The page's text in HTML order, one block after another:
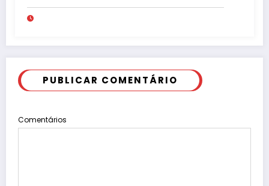
PUBLICAR COMENTÁRIO
Comentários